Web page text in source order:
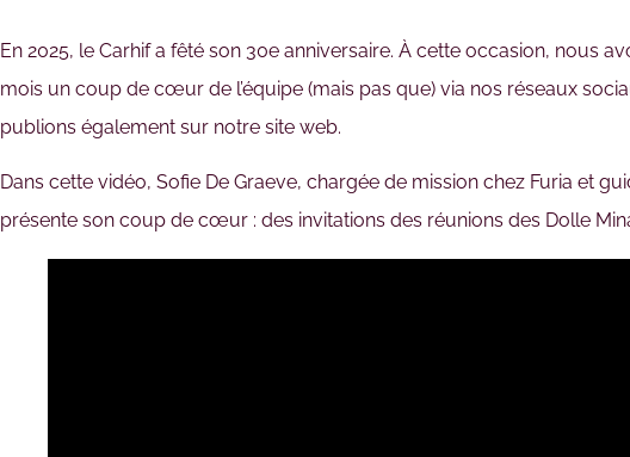
En 2025, le Carhif a fêté son 30e anniversaire. À cette occasion, nous
mois un coup de cœur de l’équipe (mais pas que) via nos réseaux
publions également sur notre site web.
Dans cette vidéo, Sofie De Graeve, chargée de mission chez Furia et
présente son coup de cœur : des invitations des réunions des Dolle